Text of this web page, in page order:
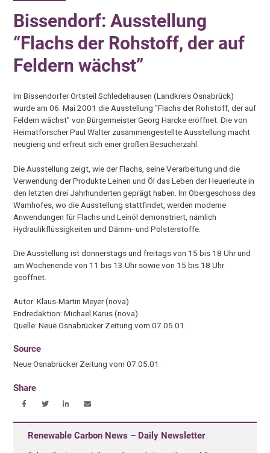
Bissendorf: Ausstellung
“Flachs der Rohstoff, der auf
Feldern wächst”
Im Bissendorfer Ortsteil Schledehausen (Landkreis Osnabrück)
wurde am 06. Mai 2001 die Ausstellung “Flachs der Rohstoff, der auf
Feldern wächst” von Bürgermeister Georg Harcke eröffnet. Die von
Heimatforscher Paul Walter zusammengestellte Ausstellung macht
neugierig und erfreut sich einer großen Besucherzahl.
Die Ausstellung zeigt, wie der Flachs, seine Verarbeitung und die
Verwendung der Produkte Leinen und Öl das Leben der Heuerleute in
den letzten drei Jahrhunderten geprägt haben. Im Obergeschoss des
Wamhofes, wo die Ausstellung stattfindet, werden moderne
Anwendungen für Flachs und Leinöl demonstriert, nämlich
Hydraulikflüssigkeiten und Dämm- und Polsterstoffe.
Die Ausstellung ist donnerstags und freitags von 15 bis 18 Uhr und
am Wochenende von 11 bis 13 Uhr sowie von 15 bis 18 Uhr
geöffnet.
Autor: Klaus-Martin Meyer (nova)
Endredaktion: Michael Karus (nova)
Quelle: Neue Osnabrücker Zeitung vom 07.05.01.
Source
Neue Osnabrücker Zeitung vom 07.05.01.
Share
Renewable Carbon News – Daily Newsletter